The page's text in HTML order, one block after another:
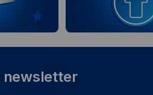
newsletter